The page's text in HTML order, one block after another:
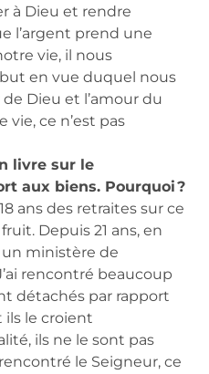
à Dieu et rendre
l’argent prend une
vie, il nous
en vue duquel nous
de Dieu et l’amour du
ce n’est pas
livre sur le
aux biens. Pourquoi ?
ans des retraites sur ce
Depuis 21 ans, en
un ministère de
rencontré beaucoup
détachés par rapport
ils le croient
ils ne le sont pas
le Seigneur, ce